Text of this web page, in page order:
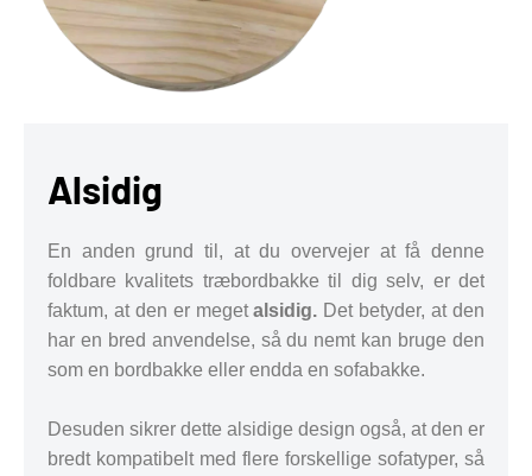
Alsidig
En anden grund til, at du overvejer at få denne
foldbare kvalitets træbordbakke til dig selv, er det
faktum, at den er megetalsidig. Det betyder, at den
har en bred anvendelse, så du nemt kan bruge den
som en bordbakke eller endda en sofabakke.
Desuden sikrer dette alsidige design også, at den er
bredt kompatibelt med flere forskellige sofatyper, så